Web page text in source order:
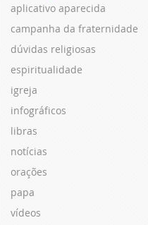
aplicativo aparecida
campanha da fraternidade
dúvidas religiosas
espiritualidade
igreja
infográficos
libras
notícias
orações
papa
vídeos